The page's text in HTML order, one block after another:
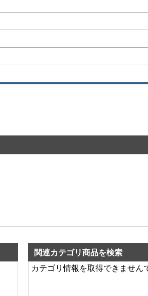
関連カテゴリ商品を検索
カテゴリ情報を取得できません